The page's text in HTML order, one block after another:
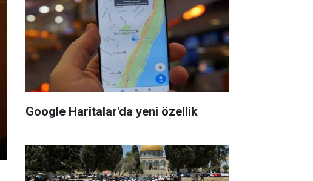
Google Haritalar'da yeni özellik